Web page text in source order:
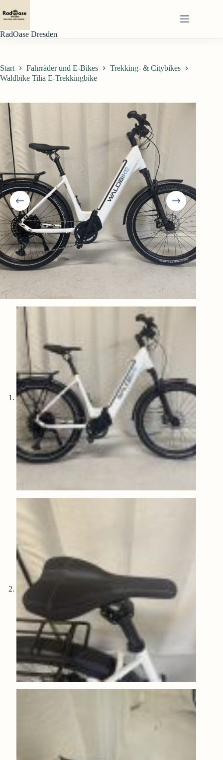
Inhalt
springen
RadOase Dresden
Start Fahrräder und E-Bikes
Trekking- & Citybikes
Waldbike Tilia E-Trekkingbike